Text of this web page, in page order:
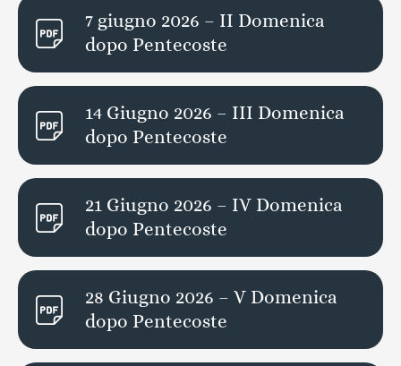
7 giugno 2026 – II Domenica
dopo Pentecoste
14 Giugno 2026 – III Domenica
dopo Pentecoste
21 Giugno 2026 – IV Domenica
dopo Pentecoste
28 Giugno 2026 – V Domenica
dopo Pentecoste